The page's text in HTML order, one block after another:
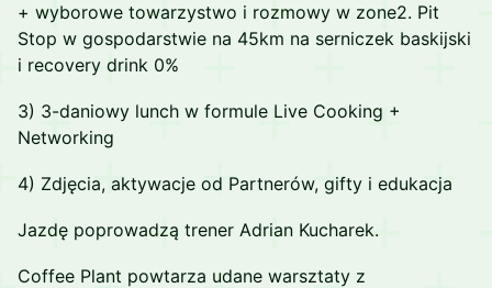
+ wyborowe towarzystwo i rozmowy w zone2. Pit
Stop w gospodarstwie na 45km na serniczek baskijski
i recovery drink 0%
3) 3-daniowy lunch w formule Live Cooking +
Networking
4) Zdjęcia, aktywacje od Partnerów, gifty i edukacja
Jazdę poprowadzą trener Adrian Kucharek.
Coffee Plant powtarza udane warsztaty z